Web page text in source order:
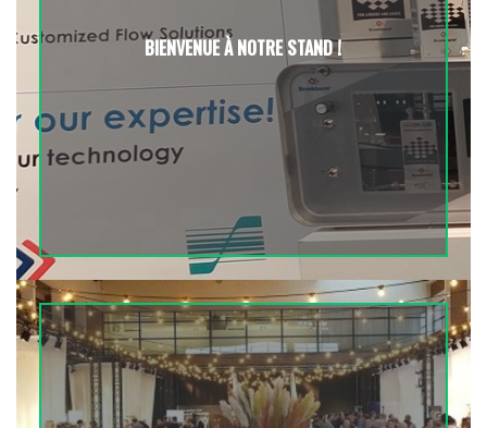
BIENVENUE À NOTRE STAND !